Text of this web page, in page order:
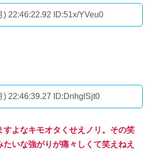
) 22:46:22.92 ID:51x/YVeu0
) 22:46:39.27 ID:DnhglSjt0
すよなキモオタくせえノリ。その笑
たいな強がりが痛々しくて笑えねえ